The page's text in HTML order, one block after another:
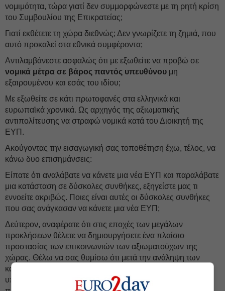
νομιμότητα, τώρα γιατί δεν συμμορφώνεστε με τη ρητή κρίση
του Συμβουλίου της Επικρατείας;
Γιατί εκθέτετε τη χώρα διεθνώς; Δεν γνωρίζετε τη ζημιά, που
αυτό προκαλεί στα εθνικά συμφέροντα;
Αντιλαμβάνεστε ασφαλώς ότι με εξωθείτε να προβώ σε
νομικά μέτρα σε βάρος παντός υπευθύνου μη
εξαιρουμένου και εσάς του ιδίου;
Με εξωθείτε σε κάτι πρωτοφανές στα ελληνικά και
ευρωπαϊκά χρονικά. Ως αρχηγός της αξιωματικής
αντιπολίτευσης να στραφώ νομικά κατά του Διοικητή της
ΕΥΠ.
Ακούγοντας την εισαγωγική σας τοποθέτηση έχω, τέλος, να
κάνω δυο επισημάνσεις:
Είπατε ότι αναλάβατε να κάνετε μια νέα ΕΥΠ και παραλάβατε
μια κατάσταση σε δύσκολες συνθήκες, εξηγείστε μας τι
εννοείτε ακριβώς. Ποιες είναι αυτές οι δύσκολες συνθήκες
που σας ανάγκασαν να κάνετε μια νέα ΕΥΠ;
Δεύτερον, αναφέρατε ότι στις εποχές των μεγάλων
προκλήσεων θέλετε να δημιουργήσετε ένα πλαίσιο
προστασίας των επικοινωνιών των αξιωματούχων της
χώρας. Θέλω να σας θυμίσω ότι μετά την ανάληψη των
καθηκόντων σας, είχα ζητήσει να ελεγχθούν τα κινητά
υπουργών, βουλευτών και όλων των αξιωματούχων για να